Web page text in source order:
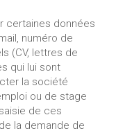
certaines données
numéro de
(CV, lettres de
qui lui sont
la société
ou de stage
de ces
la demande de